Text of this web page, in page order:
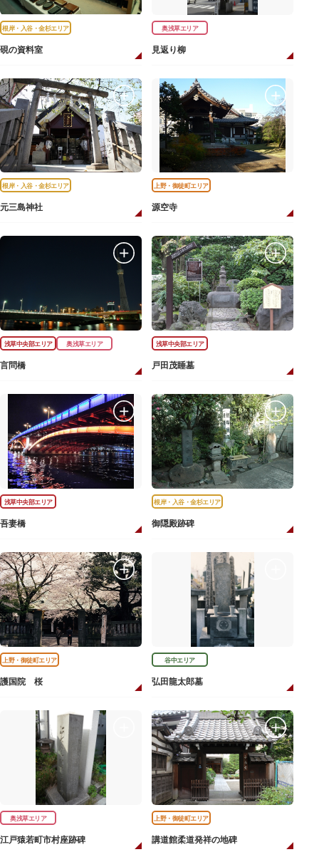
根岸・入谷・金杉エリア
硯の資料室
奥浅草エリア
見返り柳
根岸・入谷・金杉エリア
元三島神社
上野・御徒町エリア
源空寺
浅草中央部エリア 奥浅草エリア
言問橋
浅草中央部エリア
戸田茂睡墓
浅草中央部エリア
吾妻橋
根岸・入谷・金杉エリア
御隠殿跡碑
上野・御徒町エリア
護国院 桜
谷中エリア
弘田龍太郎墓
奥浅草エリア
江戸猿若町市村座跡碑
上野・御徒町エリア
講道館柔道発祥の地碑